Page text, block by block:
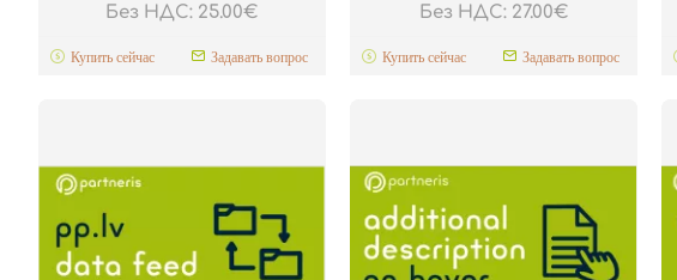
Без НДС: 25.00€
Купить сейчас Задавать вопрос
Без НДС: 27.00€
Купить сейчас Задавать вопрос